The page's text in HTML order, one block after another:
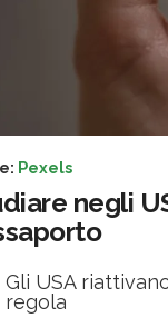
Pexels
negli
Gli USA
regola